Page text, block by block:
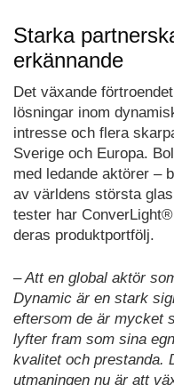
Starka
erkännande
Det växande
lösningar inom
intresse och flera
Sverige och Europa.
med ledande aktörer –
av världens största
tester har
deras produktportfölj.
– Att en global aktör
Dynamic är en stark
eftersom de är mycket
lyfter fram som sina
kvalitet och prestanda.
utmaningen nu är att